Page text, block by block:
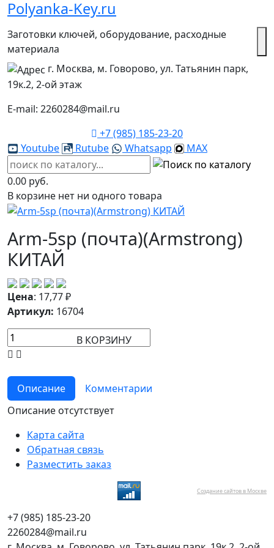
Polyanka-Key.ru
Заготовки ключей, оборудование, расходные
материала
г. Москва, м. Говорово, ул. Татьянин парк,
19к.2, 2-ой этаж
E-mail: 2260284@mail.ru
+7 (985) 185-23-20
Youtube
Rutube Whatsapp MAX
0.00 руб.
В корзине нет ни одного товара
Arm-5sp (почта)(Armstrong)
КИТАЙ
Цена: 17,77₽
Артикул: 16704
В КОРЗИНУ
Описание
Комментарии
Описание отсутствует
Карта сайта
Обратная связь
Разместить заказ
Создание сайтов в Москве
+7 (985) 185-23-20
2260284@mail.ru